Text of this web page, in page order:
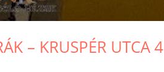
– KRUSPÉR UTCA 4